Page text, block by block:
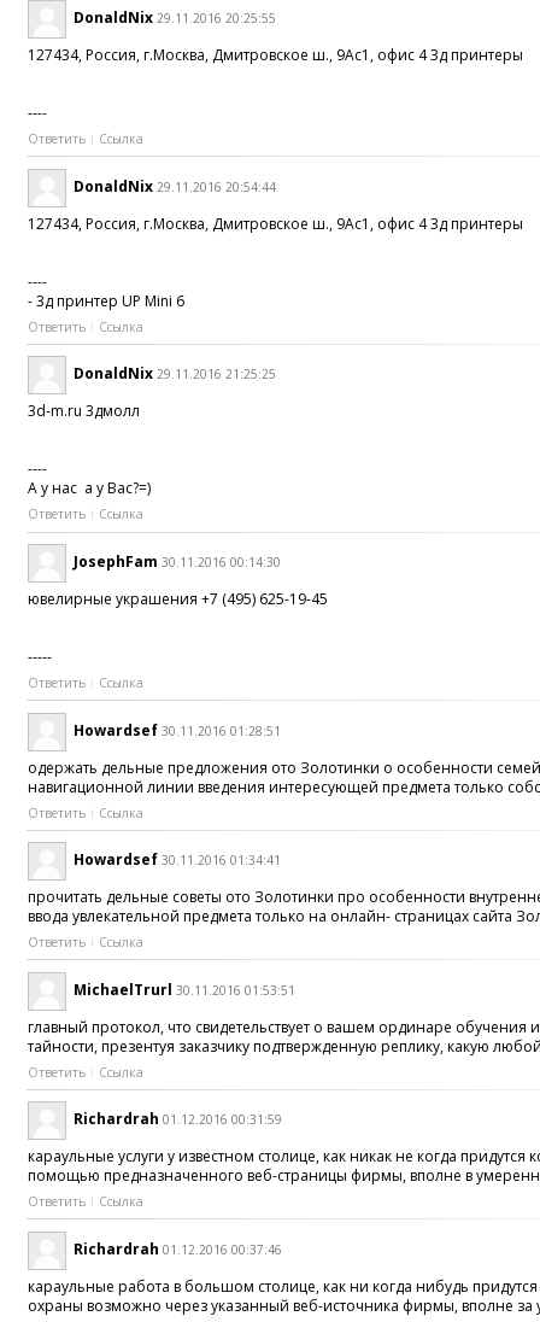
DonaldNix 29.11.2016 20:25:55
127434, Россия, г.Москва, Дмитровское ш., 9Ас1, офис 4 3д принтеры
----
Ответить Ссылка
DonaldNix 29.11.2016 20:54:44
127434, Россия, г.Москва, Дмитровское ш., 9Ас1, офис 4 3д принтеры
----
- 3д принтер UP Mini 6
Ответить Ссылка
DonaldNix 29.11.2016 21:25:25
3d-m.ru 3дмолл
----
А у нас а у Вас?=)
Ответить Ссылка
JosephFam 30.11.2016 00:14:30
ювелирные украшения +7 (495) 625-19-45
-----
Ответить Ссылка
Howardsef 30.11.2016 01:28:51
одержать дельные предложения ото Золотинки о особенности
навигационной линии введения интересующей предмета только
Ответить Ссылка
Howardsef 30.11.2016 01:34:41
прочитать дельные советы ото Золотинки про особенности
ввода увлекательной предмета только на онлайн- страницах сайта
Ответить Ссылка
MichaelTrurl 30.11.2016 01:53:51
главный протокол, что свидетельствует о вашем ординаре
тайности, презентуя заказчику подтвержденную реплику, какую
Ответить Ссылка
Richardrah 01.12.2016 00:31:59
караульные услуги у известном столице, как никак не когда
помощью предназначенного веб-страницы фирмы, вполне в
Ответить Ссылка
Richardrah 01.12.2016 00:37:46
караульные работа в большом столице, как ни когда нибудь
охраны возможно через указанный веб-источника фирмы, вполне